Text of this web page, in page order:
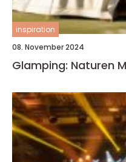
inspiration
08. November 2024
Glamping: Naturen